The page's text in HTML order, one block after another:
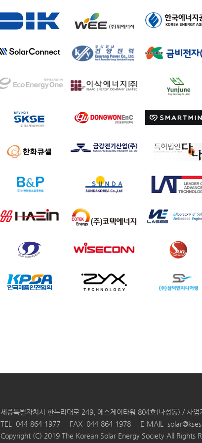
세종특별자치시 한누리대로 249, 에스제이타워 804호(나성동) / 사
TEL 044-864-1977 FAX 044-864-1978 E-MAIL
Copyright (C) 2019 The Korean Solar Energy Society All Rights